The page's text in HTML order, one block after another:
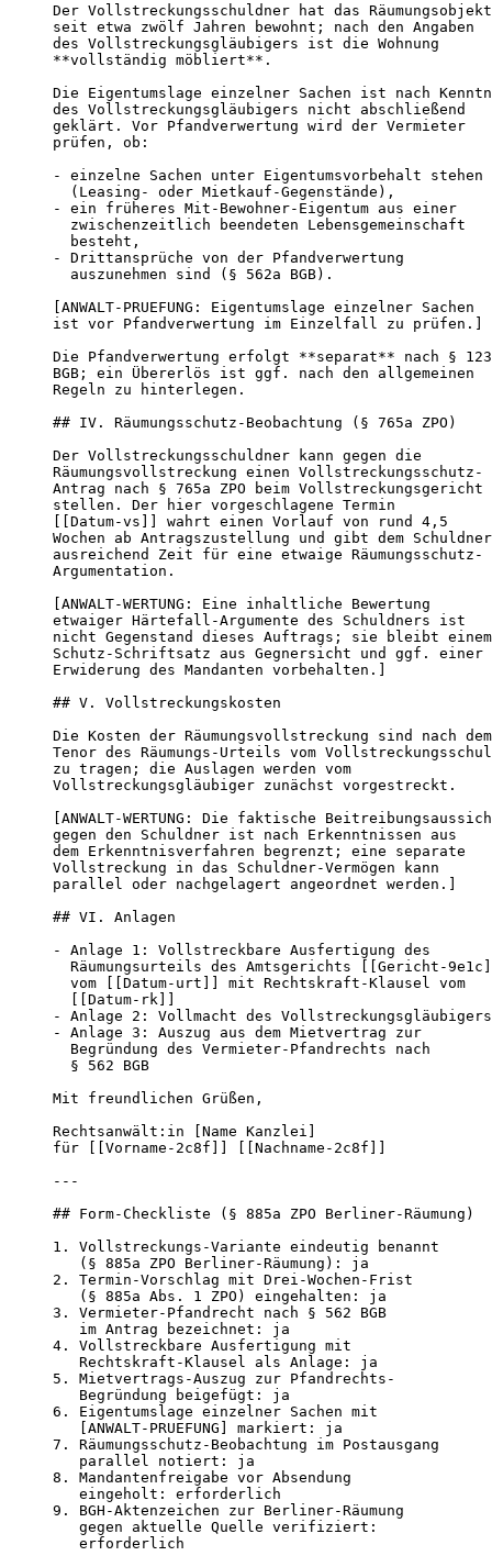
Der Vollstreckungsschuldner hat das Räumungsobjekt
seit etwa zwölf Jahren bewohnt; nach den Angaben
des Vollstreckungsgläubigers ist die Wohnung
**vollständig möbliert**.
Die Eigentumslage einzelner Sachen ist nach
des Vollstreckungsgläubigers nicht abschließend
geklärt. Vor Pfandverwertung wird der Vermieter
prüfen, ob:
- einzelne Sachen unter Eigentumsvorbehalt stehen
  (Leasing- oder Mietkauf-Gegenstände),
- ein früheres Mit-Bewohner-Eigentum aus einer
  zwischenzeitlich beendeten Lebensgemeinschaft
  besteht,
- Drittansprüche von der Pfandverwertung
  auszunehmen sind (§ 562a BGB).
[ANWALT-PRUEFUNG: Eigentumslage einzelner Sachen
ist vor Pfandverwertung im Einzelfall zu prüfen.]
Die Pfandverwertung erfolgt **separat** nach §
BGB; ein Übererlös ist ggf. nach den allgemeinen
Regeln zu hinterlegen.
## IV. Räumungsschutz-Beobachtung (§ 765a ZPO)
Der Vollstreckungsschuldner kann gegen die
Räumungsvollstreckung einen Vollstreckungsschutz-
Antrag nach § 765a ZPO beim Vollstreckungsgericht
stellen. Der hier vorgeschlagene Termin
[[Datum-vs]] wahrt einen Vorlauf von rund 4,5
Wochen ab Antragszustellung und gibt dem Schuldner
ausreichend Zeit für eine etwaige Räumungsschutz-
Argumentation.
[ANWALT-WERTUNG: Eine inhaltliche Bewertung
etwaiger Härtefall-Argumente des Schuldners ist
nicht Gegenstand dieses Auftrags; sie bleibt einem
Schutz-Schriftsatz aus Gegnersicht und ggf. einer
Erwiderung des Mandanten vorbehalten.]
## V. Vollstreckungskosten
Die Kosten der Räumungsvollstreckung sind nach dem
Tenor des Räumungs-Urteils vom
zu tragen; die Auslagen werden vom
Vollstreckungsgläubiger zunächst vorgestreckt.
[ANWALT-WERTUNG: Die faktische
gegen den Schuldner ist nach Erkenntnissen aus
dem Erkenntnisverfahren begrenzt; eine separate
Vollstreckung in das Schuldner-Vermögen kann
parallel oder nachgelagert angeordnet werden.]
## VI. Anlagen
- Anlage 1: Vollstreckbare Ausfertigung des
Räumungsurteils des Amtsgerichts [[Gericht-
  vom [[Datum-urt]] mit Rechtskraft-Klausel vom
  [[Datum-rk]]
- Anlage 2: Vollmacht des Vollstreckungsgläubigers
- Anlage 3: Auszug aus dem Mietvertrag zur
  Begründung des Vermieter-Pfandrechts nach
  § 562 BGB
Mit freundlichen Grüßen,
Rechtsanwält:in [Name Kanzlei]
für [[Vorname-2c8f]] [[Nachname-2c8f]]
---
## Form-Checkliste (§ 885a ZPO Berliner-Räumung)
1. Vollstreckungs-Variante eindeutig benannt
   (§ 885a ZPO Berliner-Räumung): ja
2. Termin-Vorschlag mit Drei-Wochen-Frist
   (§ 885a Abs. 1 ZPO) eingehalten: ja
3. Vermieter-Pfandrecht nach § 562 BGB
   im Antrag bezeichnet: ja
4. Vollstreckbare Ausfertigung mit
   Rechtskraft-Klausel als Anlage: ja
5. Mietvertrags-Auszug zur Pfandrechts-
   Begründung beigefügt: ja
6. Eigentumslage einzelner Sachen mit
   [ANWALT-PRUEFUNG] markiert: ja
7. Räumungsschutz-Beobachtung im Postausgang
   parallel notiert: ja
8. Mandantenfreigabe vor Absendung
   eingeholt: erforderlich
9. BGH-Aktenzeichen zur Berliner-Räumung
   gegen aktuelle Quelle verifiziert:
   erforderlich